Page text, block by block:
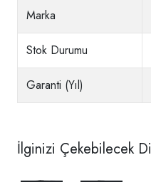
Marka
Stok Durumu
Garanti (Yıl)
İlginizi Çekebilecek